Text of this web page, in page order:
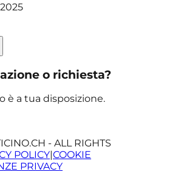
o richiesta?
è a tua disposizione.
- ALL RIGHTS
POLICY|COOKIE
PRIVACY